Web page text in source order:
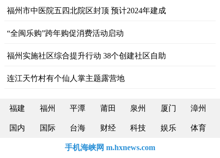
福州市中医院五四北院区封顶 预计2024年建成
“全闽乐购”跨年购促消费活动启动
福州实施社区综合提升行动 38个创建社区自助
连江天竹村有个仙人掌主题露营地
福建 福州 平潭 莆田 泉州 厦门 漳州
国内 国际 台海 财经 科技 娱乐 体育
手机海峡网 m.hxnews.com